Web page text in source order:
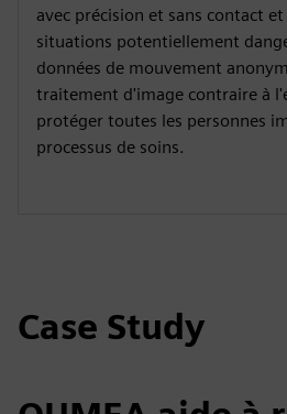
avec précision et sans contact
situations potentiellement
données de mouvement
traitement d'image contraire à
protéger toutes les personnes
processus de soins.
Case Study